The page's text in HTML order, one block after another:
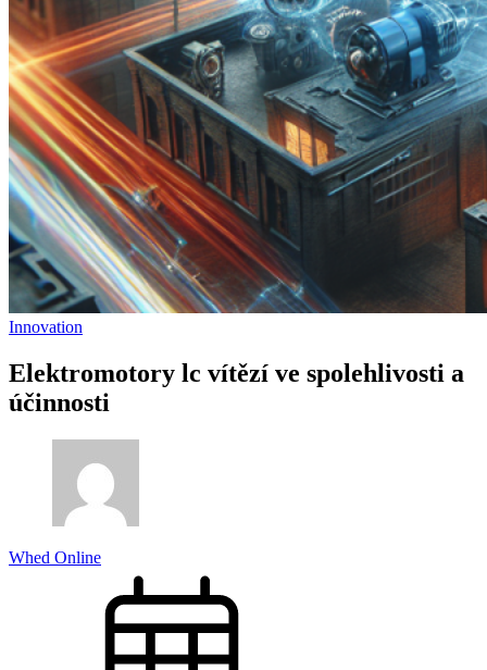
Innovation
Elektromotory lc vítězí ve spolehlivosti a
účinnosti
Whed Online